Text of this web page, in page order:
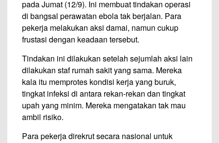
pada Jumat (12/9). Ini membuat tindakan operasi
di bangsal perawatan ebola tak berjalan. Para
pekerja melakukan aksi damai, namun cukup
frustasi dengan keadaan tersebut.
Tindakan ini dilakukan setelah sejumlah aksi lain
dilakukan staf rumah sakit yang sama. Mereka
kala itu memprotes kondisi kerja yang buruk,
tingkat infeksi di antara rekan-rekan dan tingkat
upah yang minim. Mereka mengatakan tak mau
ambil risiko.
Para pekerja direkrut secara nasional untuk